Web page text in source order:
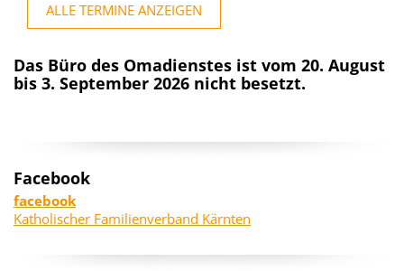
ALLE TERMINE ANZEIGEN
Das Büro des Omadienstes ist vom 20. August
bis 3. September 2026 nicht besetzt.
Facebook
facebook
Katholischer Familienverband Kärnten